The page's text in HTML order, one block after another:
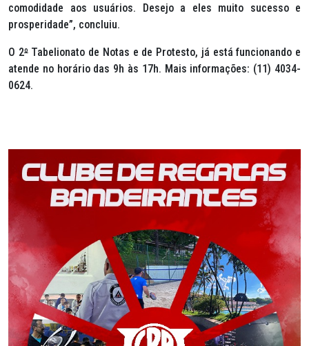
comodidade aos usuários. Desejo a eles muito sucesso e
prosperidade”, concluiu.
O 2ºTabelionato de Notas e de Protesto, já está funcionando e
atende no horário das 9h às 17h. Mais informações: (11) 4034-
0624.